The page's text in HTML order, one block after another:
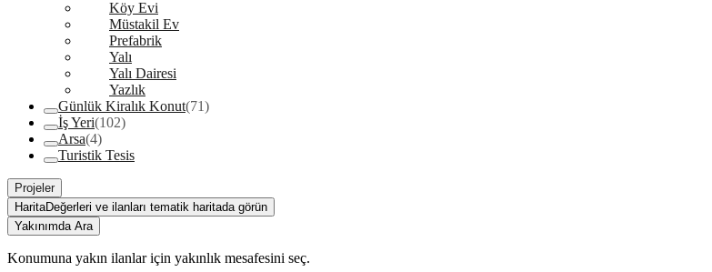
Köy Evi
Müstakil Ev
Prefabrik
Yalı
Yalı Dairesi
Yazlık
Günlük Kiralık Konut(71)
İş Yeri(102)
Arsa(4)
Turistik Tesis
Projeler
HaritaDeğerleri ve ilanları tematik haritada görün
Yakınımda Ara
Konumuna yakın ilanlar için yakınlık mesafesini seç.